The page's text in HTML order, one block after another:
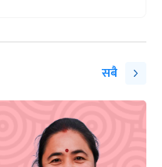
सबै